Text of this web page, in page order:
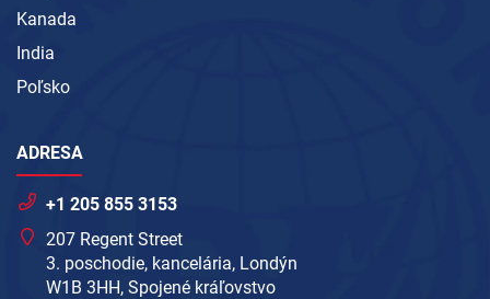
Kanada
India
Poľsko
ADRESA
+1 205 855 3153
207 Regent Street
3. poschodie, kancelária, Londýn
W1B 3HH, Spojené kráľovstvo